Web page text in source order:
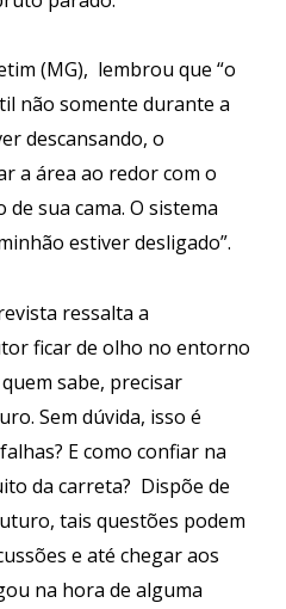
(MG), lembrou que “o
não somente durante a
descansando, o
a área ao redor com o
sua cama. O sistema
estiver desligado”.
ressalta a
ficar de olho no entorno
sabe, precisar
Sem dúvida, isso é
E como confiar na
da carreta? Dispõe de
tais questões podem
e até chegar aos
na hora de alguma